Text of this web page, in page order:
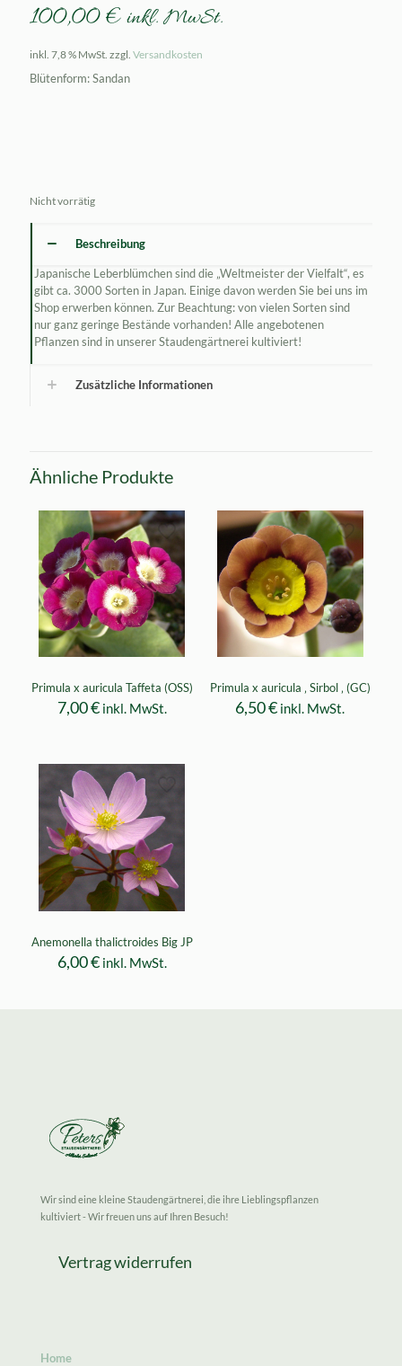
100,00€ inkl. MwSt.
inkl. 7,8 % MwSt. zzgl. Versandkosten
Blütenform: Sandan
Nicht vorrätig
Beschreibung
Japanische Leberblümchen sind die „Weltmeister der Vielfalt“, es
gibt ca. 3000 Sorten in Japan. Einige davon werden Sie bei uns im
Shop erwerben können. Zur Beachtung: von vielen Sorten sind
nur ganz geringe Bestände vorhanden! Alle angebotenen
Pflanzen sind in unserer Staudengärtnerei kultiviert!
Zusätzliche Informationen
Ähnliche Produkte
Primula x auricula Taffeta (OSS)
7,00€ inkl. MwSt.
Primula x auricula ‚ Sirbol ‚ (GC)
6,50€ inkl. MwSt.
Anemonella thalictroides Big JP
6,00€ inkl. MwSt.
Wir sind eine kleine Staudengärtnerei, die ihre Lieblingspflanzen
kultiviert - Wir freuen uns auf Ihren Besuch!
Vertrag widerrufen
Home